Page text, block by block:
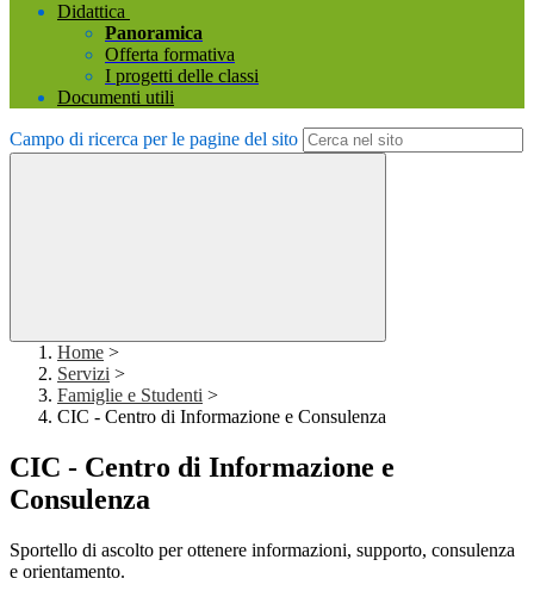
Didattica
Panoramica
Offerta formativa
I progetti delle classi
Documenti utili
Campo di ricerca per le pagine del sito
Home >
Servizi >
Famiglie e Studenti >
CIC - Centro di Informazione e Consulenza
CIC - Centro di Informazione e
Consulenza
Sportello di ascolto per ottenere informazioni, supporto, consulenza
e orientamento.